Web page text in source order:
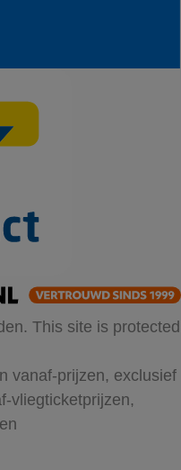
This site is protected
vanaf-prijzen, exclusief
vliegticketprijzen,